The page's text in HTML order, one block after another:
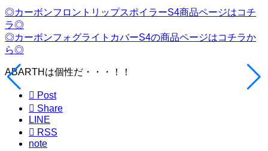
◎カーボンフロントリップスポイラーS4商品ページはコチ
ラ◎
◎カーボンフォグライトカバーS4の商品ページはコチラか
ら◎
ABARTHは個性だ・・・！！
 Post
 Share
LINE
 RSS
note